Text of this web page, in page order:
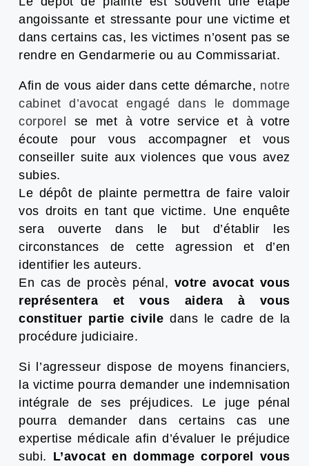
angoissante et stressante pour une victime et
dans certains cas, les victimes n’osent pas se
rendre en Gendarmerie ou au Commissariat.
Afin de vous aider dans cette démarche, notre
cabinet d’avocat engagé dans le dommage
corporel se met à votre service et à votre
écoute pour vous accompagner et vous
conseiller suite aux violences que vous avez
subies.
Le dépôt de plainte permettra de faire valoir
vos droits en tant que victime. Une enquête
sera ouverte dans le but d’établir les
circonstances de cette agression et d’en
identifier les auteurs.
En cas de procès pénal, votre avocat vous
représentera et vous aidera à vous
constituer partie civile dans le cadre de la
procédure judiciaire.
Si l’agresseur dispose de moyens financiers,
la victime pourra demander une indemnisation
intégrale de ses préjudices. Le juge pénal
pourra demander dans certains cas une
expertise médicale afin d’évaluer le préjudice
subi. L’avocat en dommage corporel vous